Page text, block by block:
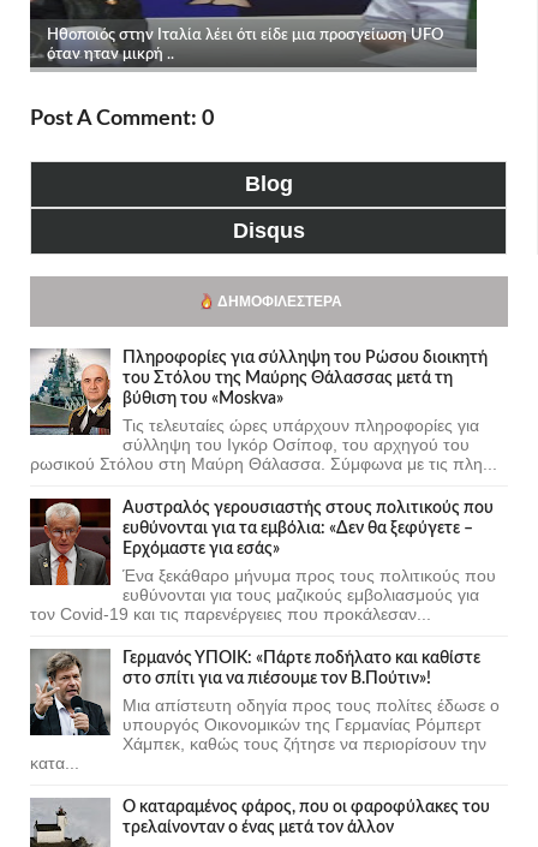
Post A Comment: 0
Blog
Disqus
ΔΗΜΟΦΙΛΈΣΤΕΡΑ
Πληροφορίες για σύλληψη του Ρώσου διοικητή
του Στόλου της Mαύρης Θάλασσας μετά τη
βύθιση του «Moskva»
Τις τελευταίες ώρες υπάρχουν πληροφορίες για
σύλληψη του Ιγκόρ Οσίποφ, του αρχηγού του
ρωσικού Στόλου στη Μαύρη Θάλασσα. Σύμφωνα με τις πλη...
Αυστραλός γερουσιαστής στους πολιτικούς που
ευθύνονται για τα εμβόλια: «Δεν θα ξεφύγετε –
Ερχόμαστε για εσάς»
Ένα ξεκάθαρο μήνυμα προς τους πολιτικούς που
ευθύνονται για τους μαζικούς εμβολιασμούς για
τον Covid-19 και τις παρενέργειες που προκάλεσαν...
Γερμανός ΥΠΟΙΚ: «Πάρτε ποδήλατο και καθίστε
στο σπίτι για να πιέσουμε τον Β.Πούτιν»!
Μια απίστευτη οδηγία προς τους πολίτες έδωσε ο
υπουργός Οικονομικών της Γερμανίας Ρόμπερτ
Χάμπεκ, καθώς τους ζήτησε να περιορίσουν την
κατα...
Ο καταραμένος φάρος, που οι φαροφύλακες του
τρελαίνονταν ο ένας μετά τον άλλον